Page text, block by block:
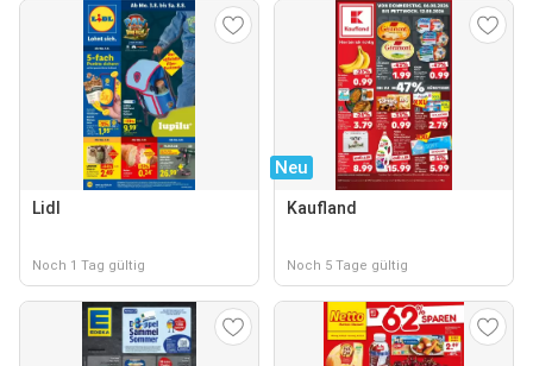
Lidl
Noch 1 Tag gültig
Neu
Kaufland
Noch 5 Tage gültig